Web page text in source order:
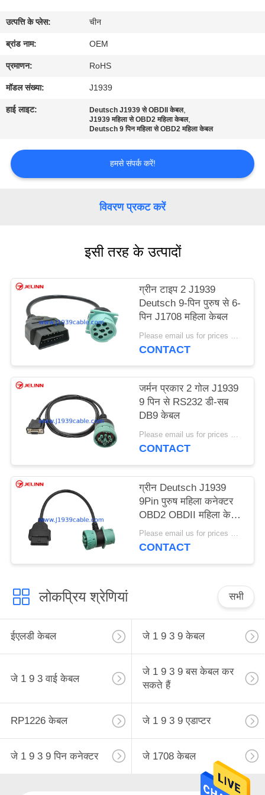
नियंत्रण
संपर्क
करें
उद्धरण
की
विनती
PRIVACY
POLICY
उत्पत्ति के प्लेस: चीन
ब्रांड नाम: OEM
प्रमाणन: RoHS
मॉडल संख्या: J1939
हाई लाइट: Deutsch J1939 से OBDII केबल,
J1939 महिला से OBD2 महिला केबल,
Deutsch 9 पिन महिला से OBD2 महिला केबल
हमसे संपर्क करें!
विवरण प्रकट करें
इसी तरह के उत्पादों
ग्रीन टाइप 2 J1939
Deutsch 9-पिन पुरुष से 6-
पिन J1708 महिला केबल
Please email us for prices MOQ:100 पीसी
CONTACT
जर्मन प्रकार 2 गोल J1939
9 पिन से RS232 डी-सब
DB9 केबल
Please email us for prices MOQ:100 पीसीएस
CONTACT
ग्रीन Deutsch J1939
9Pin पुरुष महिला कनेक्टर
OBD2 OBDII महिला केबल
के लिए पास-थ्रू T-आकार 9
पिन OBD 2 अनुकूलित
Please email us for prices MOQ:100 पीसीएस
CONTACT
लोकप्रिय श्रेणियां सभी
ईएलडी केबल जे 1 9 3 9 केबल
जे 1 9 3 वाई केबल
जे 1 9 3 9 बस केबल कर
सकते हैं
RP1226 केबल जे 1 9 3 9 एडाप्टर
जे 1 9 3 9 पिन कनेक्टर जे 1708 केबल